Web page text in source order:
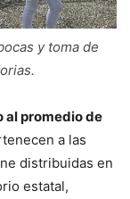
y toma de
al promedio de
a las
distribuidas en
estatal,